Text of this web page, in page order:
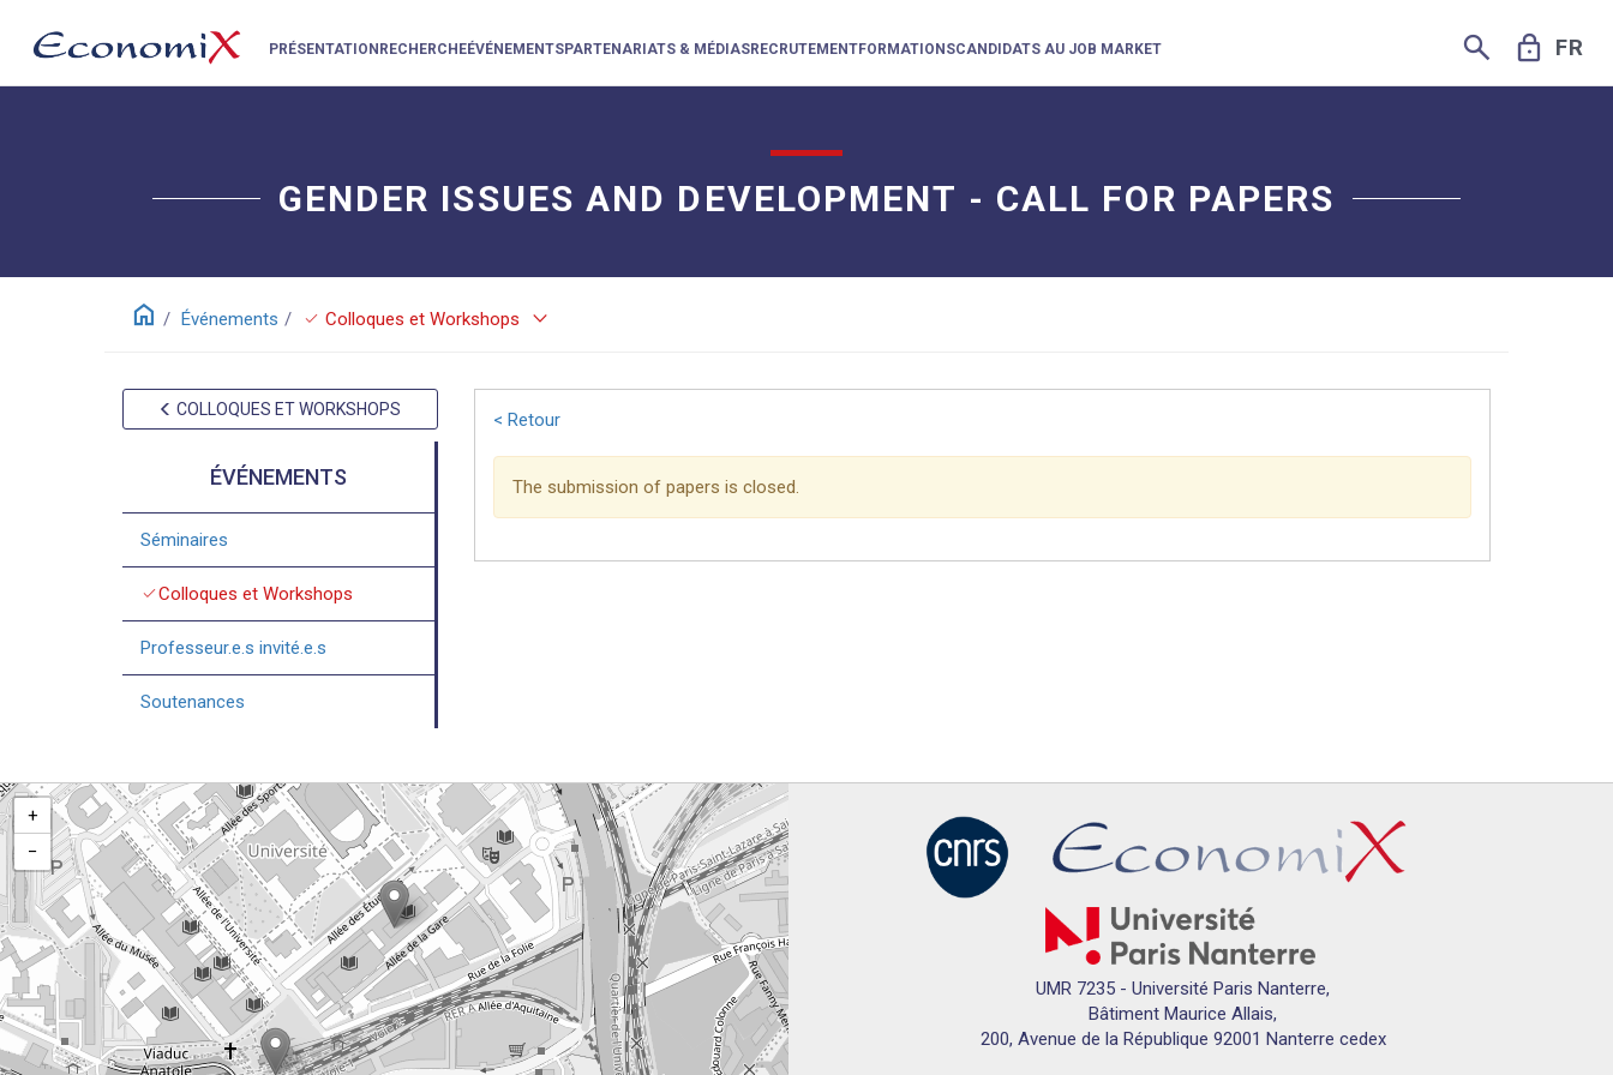
PRÉSENTATIONRECHERCHEÉVÉNEMENTSPARTENARIATS & MÉDIASRECRUTEMENTFORMATIONSCANDIDATS AU JOB MARKET SEARCH LOCK FR
GENDER ISSUES AND DEVELOPMENT - CALL FOR PAPERS
home Événements check Colloques et Workshops keyboard_arrow_down
COLLOQUES ET WORKSHOPS
ÉVÉNEMENTS
Séminaires
checkColloques et Workshops
Professeur.e.s invité.e.s
Soutenances
< Retour
The submission of papers is closed.
+
−
UMR 7235 - Université Paris Nanterre,
Bâtiment Maurice Allais,
200, Avenue de la République 92001 Nanterre cedex